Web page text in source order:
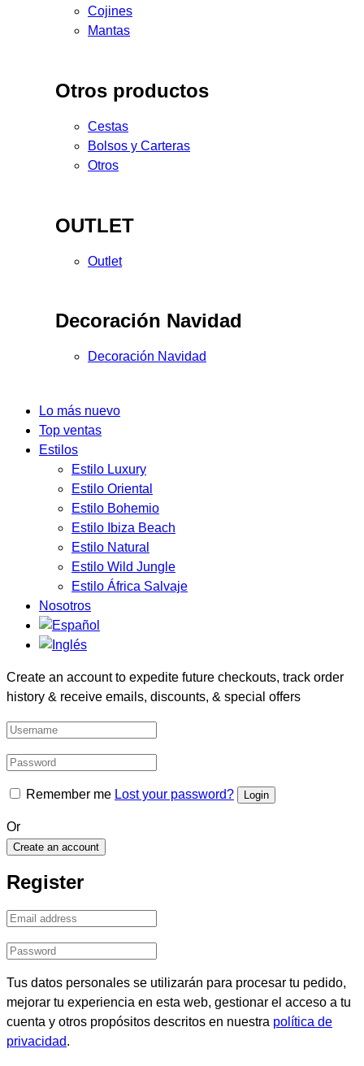
Cojines
Mantas
Otros productos
Cestas
Bolsos y Carteras
Otros
OUTLET
Outlet
Decoración Navidad
Decoración Navidad
Lo más nuevo
Top ventas
Estilos
Estilo Luxury
Estilo Oriental
Estilo Bohemio
Estilo Ibiza Beach
Estilo Natural
Estilo Wild Jungle
Estilo África Salvaje
Nosotros
Create an account to expedite future checkouts, track order
history & receive emails, discounts, & special offers
Remember me Lost your password?
Or
Create an account
Register
Tus datos personales se utilizarán para procesar tu pedido,
mejorar tu experiencia en esta web, gestionar el acceso a tu
cuenta y otros propósitos descritos en nuestra política de
privacidad.